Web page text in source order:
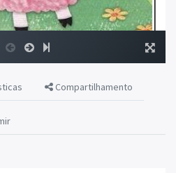
Compartilhamento